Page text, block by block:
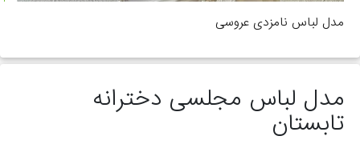
مدل لباس نامزدی عروسی
مدل لباس مجلسی دخترانه
تابستان